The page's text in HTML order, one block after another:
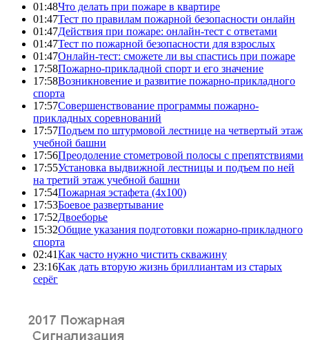
01:48Что делать при пожаре в квартире
01:47Тест по правилам пожарной безопасности онлайн
01:47Действия при пожаре: онлайн-тест с ответами
01:47Тест по пожарной безопасности для взрослых
01:47Онлайн-тест: сможете ли вы спастись при пожаре
17:58Пожарно-прикладной спорт и его значение
17:58Возникновение и развитие пожарно-прикладного
спорта
17:57Совершенствование программы пожарно-
прикладных соревнований
17:57Подъем по штурмовой лестнице на четвертый этаж
учебной башни
17:56Преодоление стометровой полосы с препятствиями
17:55Установка выдвижной лестницы и подъем по ней
на третий этаж учебной башни
17:54Пожарная эстафета (4x100)
17:53Боевое развертывание
17:52Двоеборье
15:32Общие указания подготовки пожарно-прикладного
спорта
02:41Как часто нужно чистить скважину
23:16Как дать вторую жизнь бриллиантам из старых
серёг